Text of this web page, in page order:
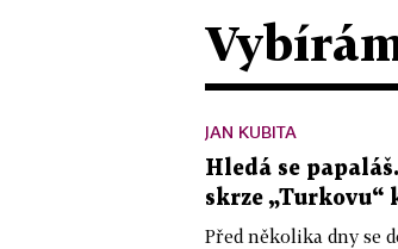
JAN KUBITA
Hledá se
skrze „Turkovu“
Před několika dny se